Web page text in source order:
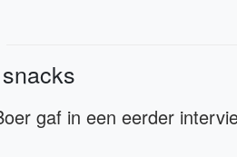
gaf in een eerder